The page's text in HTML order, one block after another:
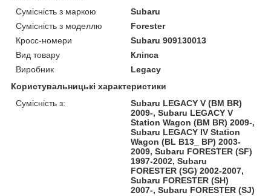
Сумісність з маркою
Subaru
Сумісність з моделлю
Forester
Кросс-номери
Subaru 909130013
Вид товару
Кліпса
Виробник
Legacy
Користувальницькі характеристики
Сумісність з:
Subaru LEGACY V (BM BR)
2009-, Subaru LEGACY V
Station Wagon (BM BR) 2009-,
Subaru LEGACY IV Station
Wagon (BL B13_ BP) 2003-
2009, Subaru FORESTER (SF)
1997-2002, Subaru
FORESTER (SG) 2002-2007,
Subaru FORESTER (SH)
2007-, Subaru FORESTER (SJ)